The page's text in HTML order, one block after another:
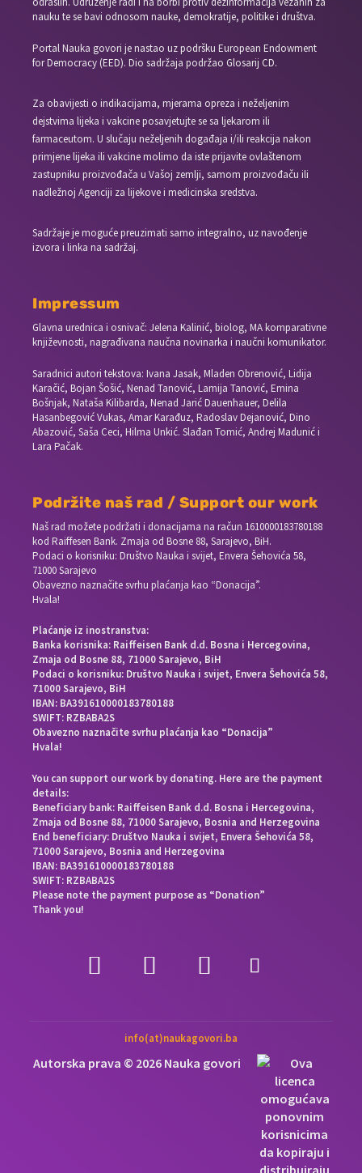
nauku te se bavi odnosom nauke, demokratije, politike i društva.
Portal Nauka govori je nastao uz podršku European Endowment
for Democracy (EED). Dio sadržaja podržao Glosarij CD.
Za obavijesti o indikacijama, mjerama opreza i neželjenim
dejstvima lijeka i vakcine posavjetujte se sa ljekarom ili
farmaceutom. U slučaju neželjenih događaja i/ili reakcija nakon
primjene lijeka ili vakcine molimo da iste prijavite ovlaštenom
zastupniku proizvođača u Vašoj zemlji, samom proizvođaču ili
nadležnoj Agenciji za lijekove i medicinska sredstva.
Sadržaje je moguće preuzimati samo integralno, uz navođenje
izvora i linka na sadržaj.
Impressum
Glavna urednica i osnivač: Jelena Kalinić, biolog, MA komparativne
književnosti, nagrađivana naučna novinarka i naučni komunikator.
Saradnici autori tekstova: Ivana Jasak, Mladen Obrenović, Lidija
Karačić, Bojan Šošić, Nenad Tanović, Lamija Tanović, Emina
Bošnjak, Nataša Kilibarda, Nenad Jarić Dauenhauer, Delila
Hasanbegović Vukas, Amar Karađuz, Radoslav Dejanović, Dino
Abazović, Saša Ceci, Hilma Unkić. Slađan Tomić, Andrej Madunić i
Lara Pačak.
Podržite naš rad / Support our work
Naš rad možete podržati i donacijama na račun 1610000183780188
kod Raiffesen Bank. Zmaja od Bosne 88, Sarajevo, BiH.
Podaci o korisniku: Društvo Nauka i svijet, Envera Šehovića 58,
71000 Sarajevo
Obavezno naznačite svrhu plaćanja kao “Donacija”.
Hvala!
Plaćanje iz inostranstva:
Banka korisnika: Raiffeisen Bank d.d. Bosna i Hercegovina,
Zmaja od Bosne 88, 71000 Sarajevo, BiH
Podaci o korisniku: Društvo Nauka i svijet, Envera Šehovića 58,
71000 Sarajevo, BiH
IBAN: BA391610000183780188
SWIFT: RZBABA2S
Obavezno naznačite svrhu plaćanja kao “Donacija”
Hvala!
You can support our work by donating. Here are the payment
details:
Beneficiary bank: Raiffeisen Bank d.d. Bosna i Hercegovina,
Zmaja od Bosne 88, 71000 Sarajevo, Bosnia and Herzegovina
End beneficiary: Društvo Nauka i svijet, Envera Šehovića 58,
71000 Sarajevo, Bosnia and Herzegovina
IBAN: BA391610000183780188
SWIFT: RZBABA2S
Please note the payment purpose as “Donation”
Thank you!
info(at)naukagovori.ba
Autorska prava © 2026 Nauka govori